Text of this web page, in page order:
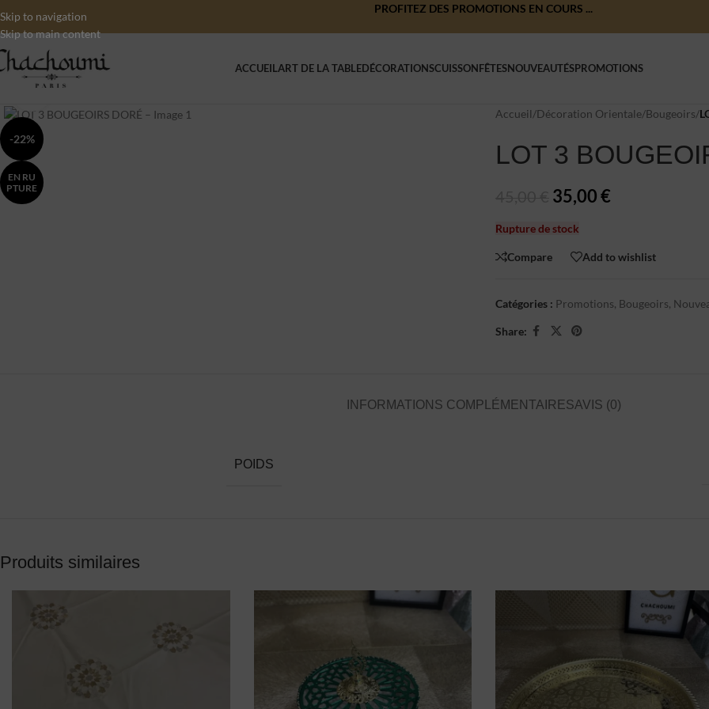
Skip to navigation
Skip to main content
PROFITEZ DES PROMOTIONS EN COURS ...
ACCUEILART DE LA TABLEDÉCORATIONSCUISSONFÊTESNOUVEAUTÉSPROMOTIONS
-22%
EN RU
PTURE
Click to enlarge
Accueil/Décoration Orientale/Bougeoirs/
LOT 3
35,00€
Rupture de stock
Compare Add to wishlist
Catégories : Promotions, Bougeoirs,
Share:
INFORMATIONS COMPLÉMENTAIRESAVIS (0)
POIDS
Produits similaires